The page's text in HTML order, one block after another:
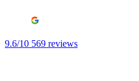
9.6/10 569 reviews